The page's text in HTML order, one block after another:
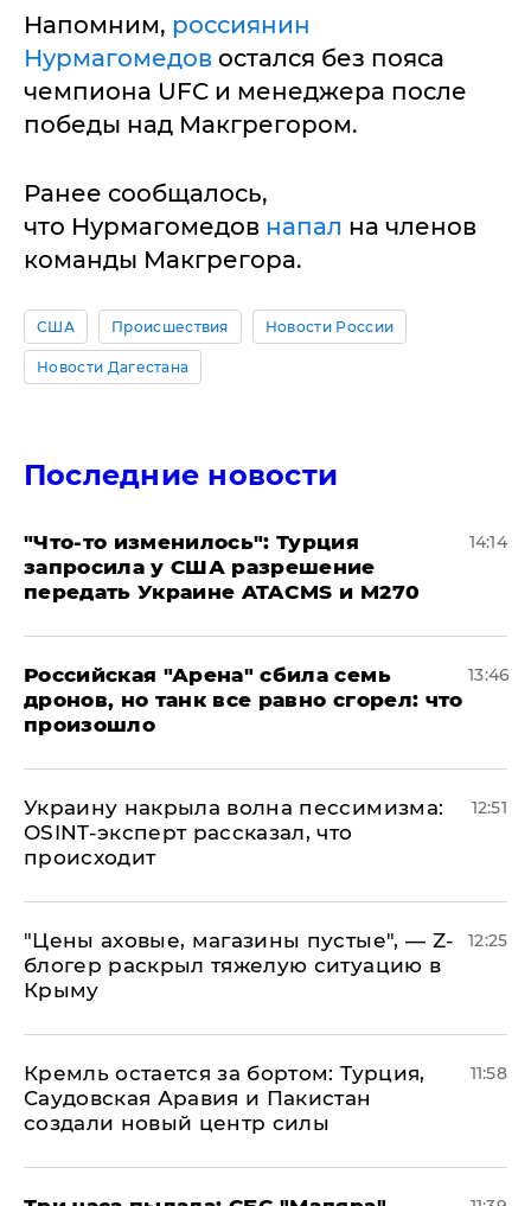
Напомним, россиянин
Нурмагомедов остался без пояса
чемпиона UFC и менеджера после
победы над Макгрегором.
Ранее сообщалось,
что Нурмагомедов напал на членов
команды Макгрегора.
США Происшествия Новости России
Новости Дагестана
Последние новости
​"Что-то изменилось": Турция
запросила у США разрешение
передать Украине ATACMS и M270
14:14
​Российская "Арена" сбила семь
дронов, но танк все равно сгорел: что
произошло
13:46
​Украину накрыла волна пессимизма:
OSINT-эксперт рассказал, что
происходит
12:51
​"Цены аховые, магазины пустые", — Z-
блогер раскрыл тяжелую ситуацию в
Крыму
12:25
​Кремль остается за бортом: Турция,
Саудовская Аравия и Пакистан
создали новый центр силы
11:58